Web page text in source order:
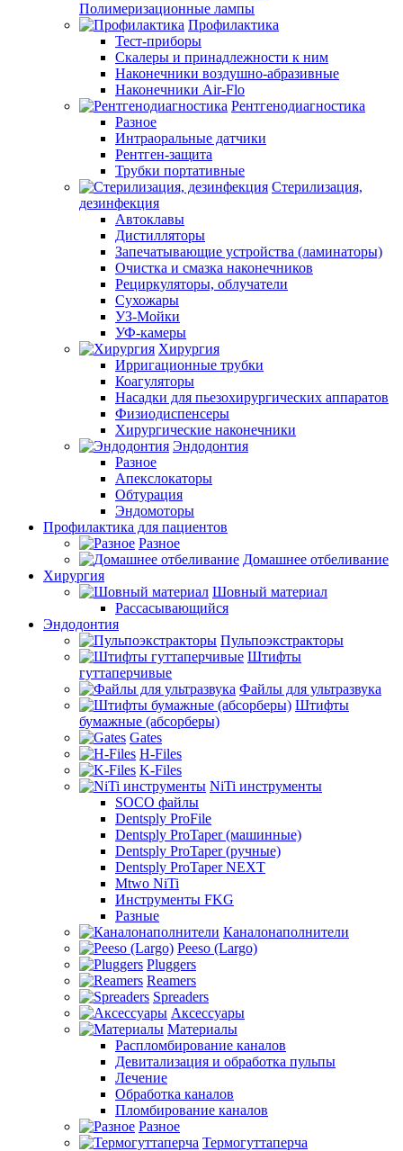
Полимеризационные лампы
Профилактика
Тест-приборы
Скалеры и принадлежности к ним
Наконечники воздушно-абразивные
Наконечники Air-Flo
Рентгенодиагностика
Разное
Интраоральные датчики
Рентген-защита
Трубки портативные
Стерилизация,
дезинфекция
Автоклавы
Дистилляторы
Запечатывающие устройства (ламинаторы)
Очистка и смазка наконечников
Рециркуляторы, облучатели
Сухожары
УЗ-Мойки
УФ-камеры
Хирургия
Ирригационные трубки
Коагуляторы
Насадки для пьезохирургических аппаратов
Физиодиспенсеры
Хирургические наконечники
Эндодонтия
Разное
Апекслокаторы
Обтурация
Эндомоторы
Профилактика для пациентов
Разное
Домашнее отбеливание
Хирургия
Шовный материал
Рассасывающийся
Эндодонтия
Пульпоэкстракторы
Штифты
гуттаперчивые
Файлы для ультразвука
Штифты
бумажные (абсорберы)
Gates
H-Files
K-Files
NiTi инструменты
SOCO файлы
Dentsply ProFile
Dentsply ProTaper (машинные)
Dentsply ProTaper (ручные)
Dentsply ProTaper NEXT
Mtwo NiTi
Инструменты FKG
Разные
Каналонаполнители
Peeso (Largo)
Pluggers
Reamers
Spreaders
Аксессуары
Материалы
Распломбирование каналов
Девитализация и обработка пульпы
Лечение
Обработка каналов
Пломбирование каналов
Разное
Термогуттаперча